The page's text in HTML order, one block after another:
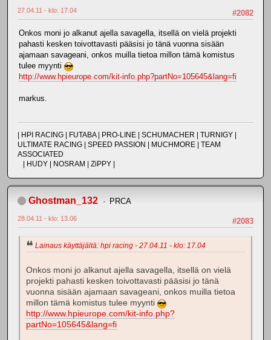
#2082
27.04.11 - klo: 17.04
Onkos moni jo alkanut ajella savagella, itsellä on vielä projekti
pahasti kesken toivottavasti pääsisi jo tänä vuonna sisään
ajamaan savageani, onkos muilla tietoa millon tämä komistus
tulee myynti
http://www.hpieurope.com/kit-info.php?partNo=105645&lang=fi
markus.
| HPI RACING | FUTABA | PRO-LINE | SCHUMACHER | TURNIGY |
ULTIMATE RACING | SPEED PASSION | MUCHMORE | TEAM
ASSOCIATED
| HUDY | NOSRAM | ZiPPY |
Ghostman_132 PRCA
#2083
28.04.11 - klo: 13.06
Lainaus käyttäjältä: hpi racing - 27.04.11 - klo: 17.04
Onkos moni jo alkanut ajella savagella, itsellä on vielä
projekti pahasti kesken toivottavasti pääsisi jo tänä
vuonna sisään ajamaan savageani, onkos muilla tietoa
millon tämä komistus tulee myynti
http://www.hpieurope.com/kit-info.php?
partNo=105645&lang=fi